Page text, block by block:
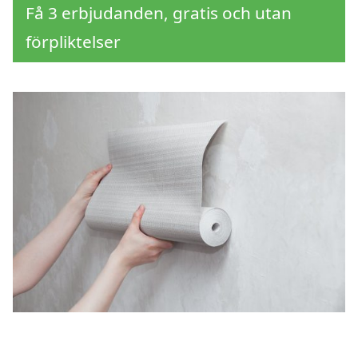
Få 3 erbjudanden, gratis och utan
förpliktelser